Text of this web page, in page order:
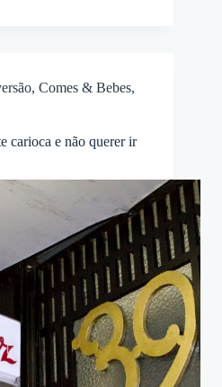
, Comes & Bebes,
carioca e não querer ir